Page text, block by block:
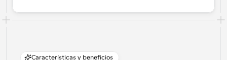
Características y beneficios